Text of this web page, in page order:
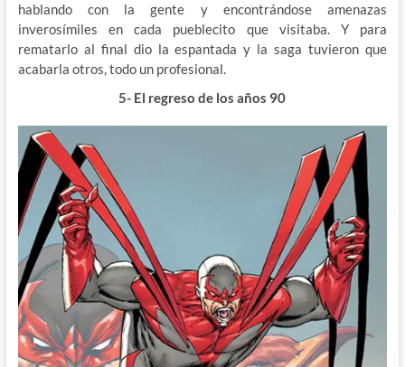
hablando con la gente y encontrándose amenazas
inverosímiles en cada pueblecito que visitaba. Y para
rematarlo al final dio la espantada y la saga tuvieron que
acabarla otros, todo un profesional.
5- El regreso de los años 90